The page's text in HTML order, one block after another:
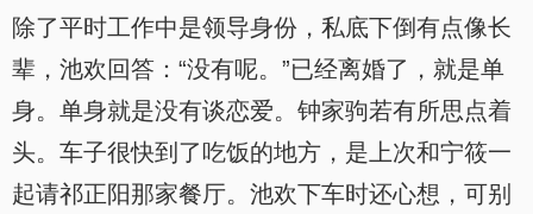
除了平时工作中是领导身份，私底下倒有点像长
辈，池欢回答：“没有呢。”已经离婚了，就是单
身。单身就是没有谈恋爱。钟家驹若有所思点着
头。车子很快到了吃饭的地方，是上次和宁筱一
起请祁正阳那家餐厅。池欢下车时还心想，可别